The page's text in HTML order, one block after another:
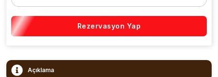
Rezervasyon Yap
Açıklama